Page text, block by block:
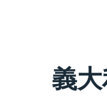
義